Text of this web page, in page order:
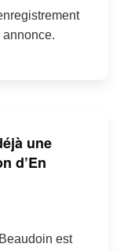
une
d’En
est